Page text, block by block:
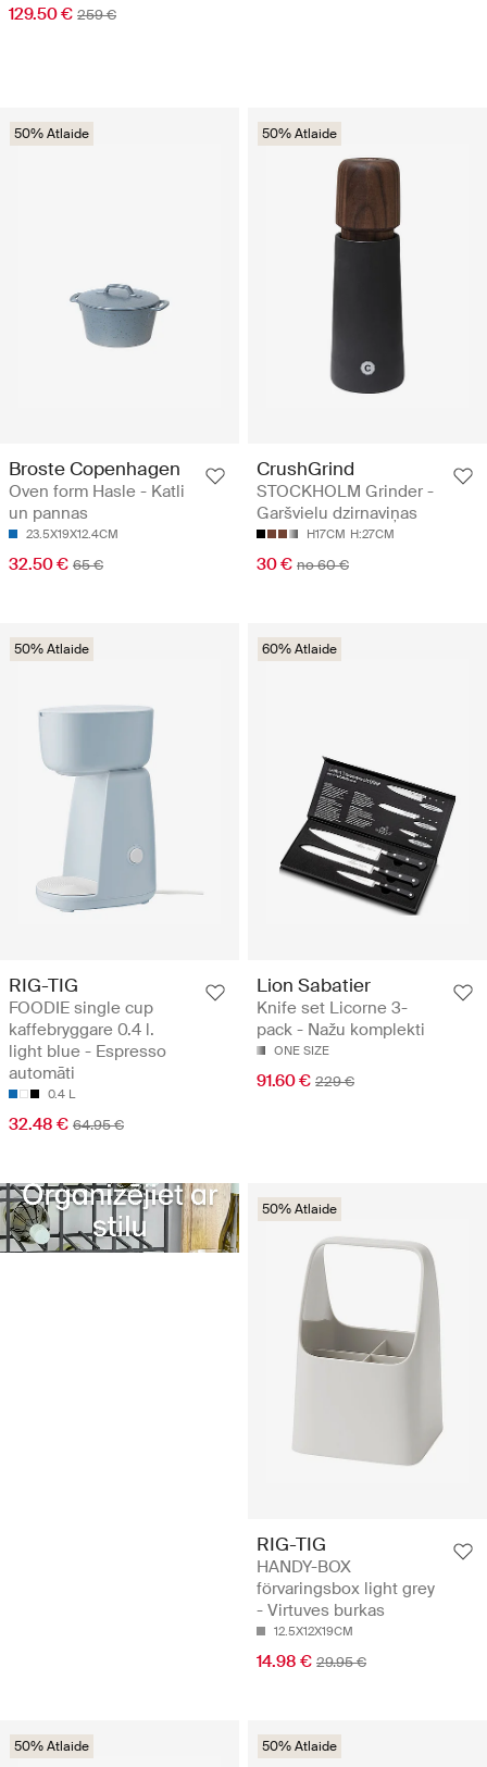
129.50 € 259 €
50% Atlaide
Broste Copenhagen
Oven form Hasle - Katli
un pannas
23.5X19X12.4CM
32.50 € 65 €
50% Atlaide
CrushGrind
STOCKHOLM Grinder -
Garšvielu dzirnaviņas
H17CM H:27CM
30 € no 60 €
50% Atlaide
RIG-TIG
FOODIE single cup
kaffebryggare 0.4 l.
light blue - Espresso
automāti
0.4 L
32.48 € 64.95 €
60% Atlaide
Lion Sabatier
Knife set Licorne 3-
pack - Nažu komplekti
ONE SIZE
91.60 € 229 €
50% Atlaide
RIG-TIG
HANDY-BOX
förvaringsbox light grey
- Virtuves burkas
12.5X12X19CM
14.98 € 29.95 €
50% Atlaide 50% Atlaide